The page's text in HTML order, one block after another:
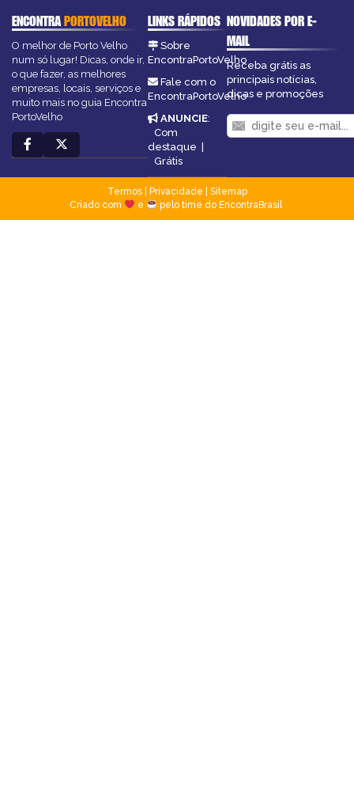
ENCONTRAPORTOVELHO
O melhor de Porto Velho
num só lugar! Dicas, onde ir,
o que fazer, as melhores
empresas, locais, serviços e
muito mais no guia Encontra
PortoVelho
LINKS RÁPIDOS
Sobre
EncontraPortoVelho
Fale com o
EncontraPortoVelho
ANUNCIE:
Com
destaque |
Grátis
NOVIDADES POR E-
MAIL
Receba grátis as
principais notícias,
dicas e promoções
Termos| Privacidade
Sitemap
Criado com
e pelo time do EncontraBrasil